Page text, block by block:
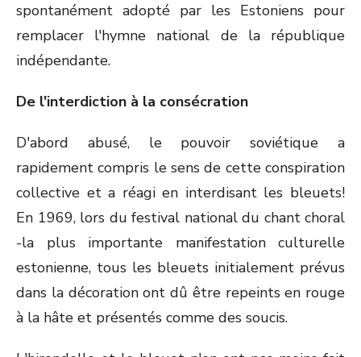
spontanément adopté par les Estoniens pour
remplacer l'hymne national de la république
indépendante.
De l'interdiction à la consécration
D'abord abusé, le pouvoir soviétique a
rapidement compris le sens de cette conspiration
collective et a réagi en interdisant les bleuets!
En 1969, lors du festival national du chant choral
-la plus importante manifestation culturelle
estonienne, tous les bleuets initialement prévus
dans la décoration ont dû être repeints en rouge
à la hâte et présentés comme des soucis.